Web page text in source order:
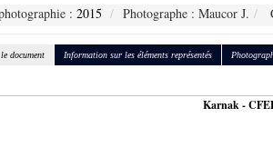
: 2015 Photographe : Maucor J.
document Information sur les éléments représentés